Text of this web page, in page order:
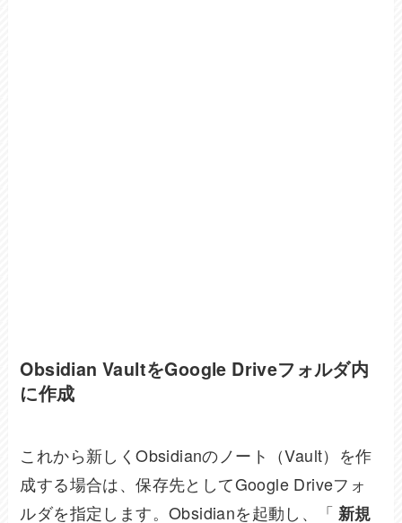
Obsidian VaultをGoogle Driveフォルダ内
に作成
これから新しくObsidianのノート（Vault）を作
成する場合は、保存先としてGoogle Driveフォ
ルダを指定します。Obsidianを起動し、「 新規